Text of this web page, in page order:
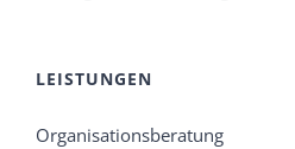
LEISTUNGEN
Organisationsberatung